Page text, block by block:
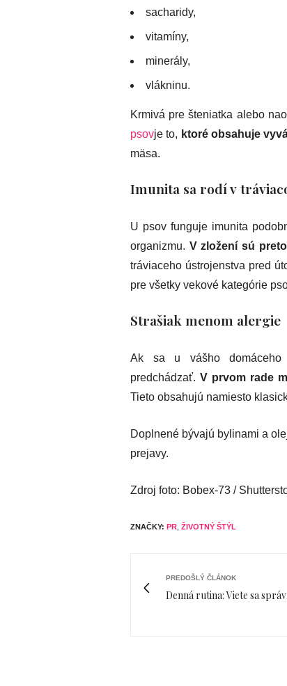
sacharidy,
vitamíny,
minerály,
vlákninu.
Krmivá pre šteniatka alebo
psovje to, ktoré obsahuje
mäsa.
Imunita sa rodí v
U psov funguje imunita
organizmu. V zložení sú
tráviaceho ústrojenstva pred
pre všetky vekové kategórie
Strašiak menom alergie
Ak sa u vášho domáceho
predchádzať. V prvom rade
Tieto obsahujú namiesto
Doplnené bývajú bylinami a
prejavy.
Zdroj foto: Bobex-73 /
ZNAČKY: PR ŽIVOTNÝ ŠTÝL
PREDOŠLÝ ČLÁNOK
Denná rutina: Viete sa